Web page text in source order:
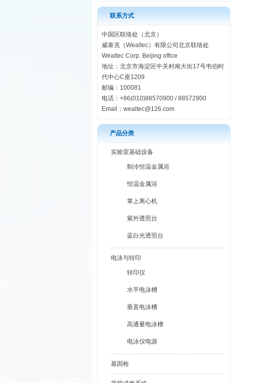
联系方式
中国区联络处（北京）
威泰克（Wealtec）有限公司北京联络处
Wealtec Corp. Beijing office
地址：北京市海淀区中关村南大街17号韦伯时
代中心C座1209
邮编：100081
电话：+86(010)88570900 / 88572900
Email： wealtec@126.com
产品分类
实验室基础设备
制冷恒温金属浴
恒温金属浴
掌上离心机
紫外透照台
蓝白光透照台
电泳与转印
转印仪
水平电泳槽
垂直电泳槽
高通量电泳槽
电泳仪电源
基因枪